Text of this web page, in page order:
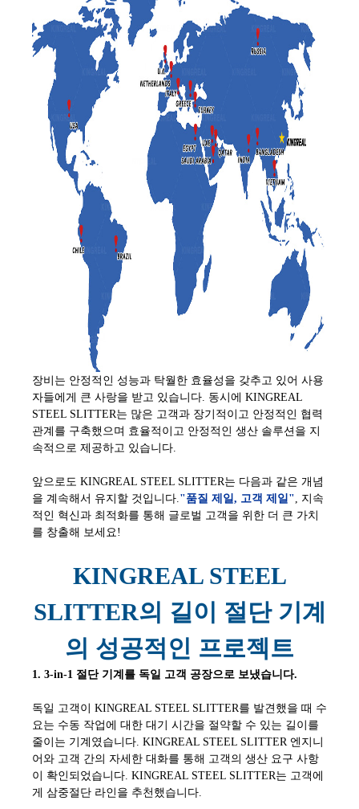
장비는 안정적인 성능과 탁월한 효율성을 갖추고 있어 사용
자들에게 큰 사랑을 받고 있습니다. 동시에 KINGREAL
STEEL SLITTER는 많은 고객과 장기적이고 안정적인 협력
관계를 구축했으며 효율적이고 안정적인 생산 솔루션을 지
속적으로 제공하고 있습니다.
앞으로도 KINGREAL STEEL SLITTER는 다음과 같은 개념
을 계속해서 유지할 것입니다. "품질 제일, 고객 제일" , 지속
적인 혁신과 최적화를 통해 글로벌 고객을 위한 더 큰 가치
를 창출해 보세요!
KINGREAL STEEL
SLITTER의 길이 절단 기계
의 성공적인 프로젝트
1. 3-in-1 절단 기계를 독일 고객 공장으로 보냈습니다.
독일 고객이 KINGREAL STEEL SLITTER를 발견했을 때 수
요는 수동 작업에 대한 대기 시간을 절약할 수 있는 길이를
줄이는 기계였습니다. KINGREAL STEEL SLITTER 엔지니
어와 고객 간의 자세한 대화를 통해 고객의 생산 요구 사항
이 확인되었습니다. KINGREAL STEEL SLITTER는 고객에
게 삼중절단 라인을 추천했습니다.